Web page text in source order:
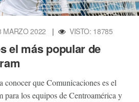
MARZO 2022 | VISTO: 18785
el más popular de
conocer que Comunicaciones es el
para los equipos de Centroamérica y